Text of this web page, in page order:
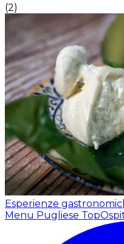
(2)
Esperienze
Menu Pugliese Top